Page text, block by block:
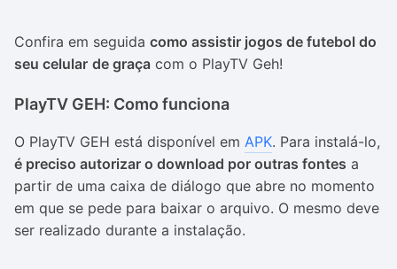
Confira em seguida como assistir jogos de futebol do
seu celular de graça com o PlayTV Geh!
PlayTV GEH: Como funciona
O PlayTV GEH está disponível em APK. Para instalá-lo,
é preciso autorizar o download por outras fontes a
partir de uma caixa de diálogo que abre no momento
em que se pede para baixar o arquivo. O mesmo deve
ser realizado durante a instalação.